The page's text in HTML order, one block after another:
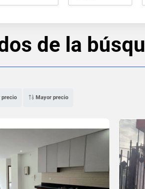
de la
precio Mayor precio